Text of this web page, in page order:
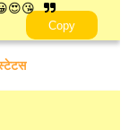
Copy